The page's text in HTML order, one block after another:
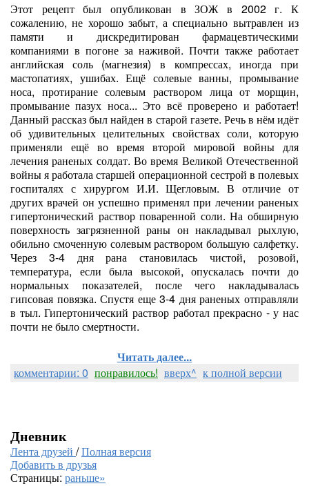
Этот рецепт был опубликован в ЗОЖ в 2002 г. К
сожалению, не хорошо забыт, а специально вытравлен из
памяти и дискредитирован фармацевтическими
компаниями в погоне за наживой. Почти также работает
английская соль (магнезия) в компрессах, иногда при
мастопатиях, ушибах. Ещё солевые ванны, промывание
носа, протирание солевым раствором лица от морщин,
промывание пазух носа... Это всё проверено и работает!
Данный рассказ был найден в старой газете. Речь в нём идёт
об удивительных целительных свойствах соли, которую
применяли ещё во время второй мировой войны для
лечения раненых солдат. Во время Великой Отечественной
войны я работала старшей операционной сестрой в полевых
госпиталях с хирургом И.И. Щегловым. В отличие от
других врачей он успешно применял при лечении раненых
гипертонический раствор поваренной соли. На обширную
поверхность загрязненной раны он накладывал рыхлую,
обильно смоченную солевым раствором большую салфетку.
Через 3-4 дня рана становилась чистой, розовой,
температура, если была высокой, опускалась почти до
нормальных показателей, после чего накладывалась
гипсовая повязка. Спустя еще 3-4 дня раненых отправляли
в тыл. Гипертонический раствор работал прекрасно - у нас
почти не было смертности.
Читать далее...
комментарии: 0 понравилось! вверх^ к полной версии
Дневник
Лента друзей /Полная версия
Добавить в друзья
Страницы: раньше»